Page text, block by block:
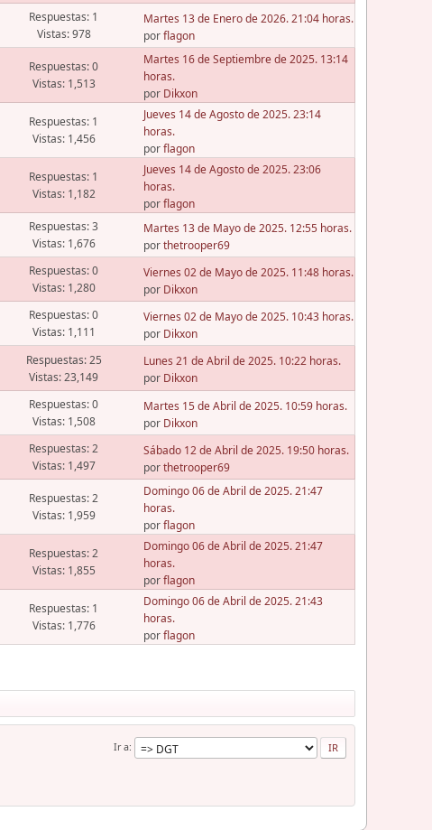
Respuestas: 1
Vistas: 978
Martes 13 de Enero de 2026. 21:04 horas.
porflagon
Respuestas: 0
Vistas: 1,513
Martes 16 de Septiembre de 2025. 13:14
horas.
por Dikxon
Respuestas: 1
Vistas: 1,456
Jueves 14 de Agosto de 2025. 23:14
horas.
porflagon
Respuestas: 1
Vistas: 1,182
Jueves 14 de Agosto de 2025. 23:06
horas.
porflagon
Respuestas: 3
Vistas: 1,676
Martes 13 de Mayo de 2025. 12:55 horas.
porthetrooper69
Respuestas: 0
Vistas: 1,280
Viernes 02 de Mayo de 2025. 11:48 horas.
por Dikxon
Respuestas: 0
Vistas: 1,111
Viernes 02 de Mayo de 2025. 10:43 horas.
por Dikxon
Respuestas: 25
Vistas: 23,149
Lunes 21 de Abril de 2025. 10:22 horas.
por Dikxon
Respuestas: 0
Vistas: 1,508
Martes 15 de Abril de 2025. 10:59 horas.
por Dikxon
Respuestas: 2
Vistas: 1,497
Sábado 12 de Abril de 2025. 19:50 horas.
porthetrooper69
Respuestas: 2
Vistas: 1,959
Domingo 06 de Abril de 2025. 21:47
horas.
porflagon
Respuestas: 2
Vistas: 1,855
Domingo 06 de Abril de 2025. 21:47
horas.
porflagon
Respuestas: 1
Vistas: 1,776
Domingo 06 de Abril de 2025. 21:43
horas.
porflagon
Ir a